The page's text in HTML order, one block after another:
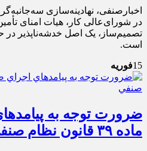
اخبارصنفی، نهادینه‌سازی
در شورای‌عالی کار، هیات امنای
تصمیم‌ساز، یک اصل خدشه‌ناپذیر در
است.
15فوریه
ضرورت توجه به
ماده ۳۹ قانون نظام صنفي